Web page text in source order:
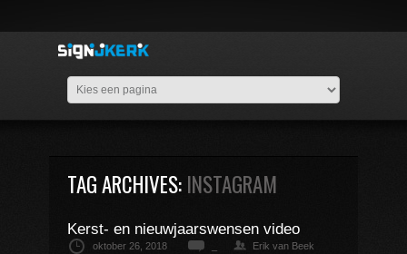
TAG ARCHIVES: INSTAGRAM
Kerst- en nieuwjaarswensen video
oktober 26, 2018 Erik van Beek